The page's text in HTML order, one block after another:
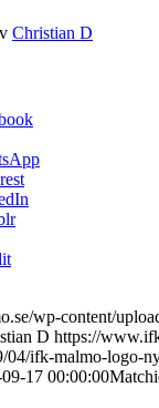
Christian D
wp-content/
D https://
04/ifk-malmo-logo-
17 00:00:00